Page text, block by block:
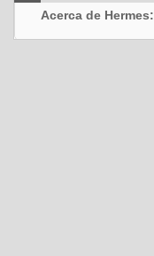
Acerca de Hermes: